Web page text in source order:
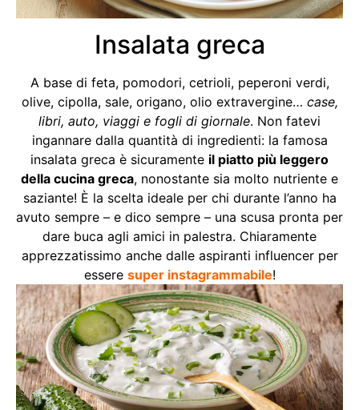
Insalata greca
A base di feta, pomodori, cetrioli, peperoni verdi,
olive, cipolla, sale, origano, olio extravergine… case,
libri, auto, viaggi e fogli di giornale. Non fatevi
ingannare dalla quantità di ingredienti: la famosa
insalata greca è sicuramente il piatto più leggero
della cucina greca, nonostante sia molto nutriente e
saziante! È la scelta ideale per chi durante l’anno ha
avuto sempre – e dico sempre – una scusa pronta per
dare buca agli amici in palestra. Chiaramente
apprezzatissimo anche dalle aspiranti influencer per
essere super instagrammabile!